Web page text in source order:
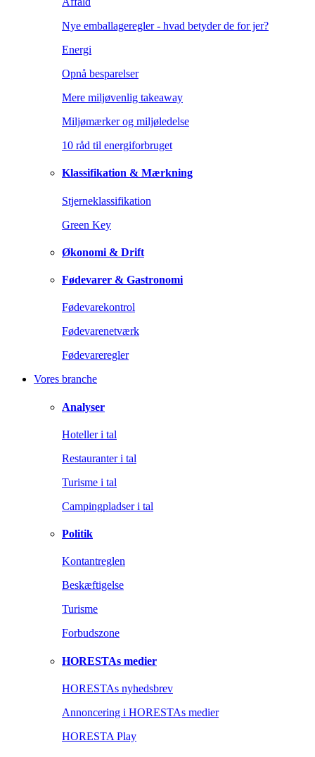
Nye emballageregler - hvad betyder de for jer?
Energi
Opnå besparelser
Mere miljøvenlig takeaway
Miljømærker og miljøledelse
10 råd til energiforbruget
Klassifikation & Mærkning
Stjerneklassifikation
Green Key
Økonomi & Drift
Fødevarer & Gastronomi
Fødevarekontrol
Fødevarenetværk
Fødevareregler
Vores branche
Analyser
Hoteller i tal
Restauranter i tal
Turisme i tal
Campingpladser i tal
Politik
Kontantreglen
Beskæftigelse
Turisme
Forbudszone
HORESTAs medier
HORESTAs nyhedsbrev
Annoncering i HORESTAs medier
HORESTA Play